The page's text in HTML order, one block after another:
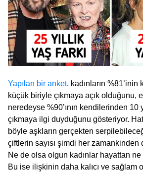
Yapılan bir anket, kadınların
küçük biriyle çıkmaya açık olduğunu,
neredeyse %90’ının kendilerinden
çıkmaya ilgi duyduğunu gösteriyor.
böyle aşkların gerçekten
çiftlerin sayısı şimdi her zamankinden
Ne de olsa olgun kadınlar hayattan
Bu ise ilişkinin daha kalıcı ve sağlam